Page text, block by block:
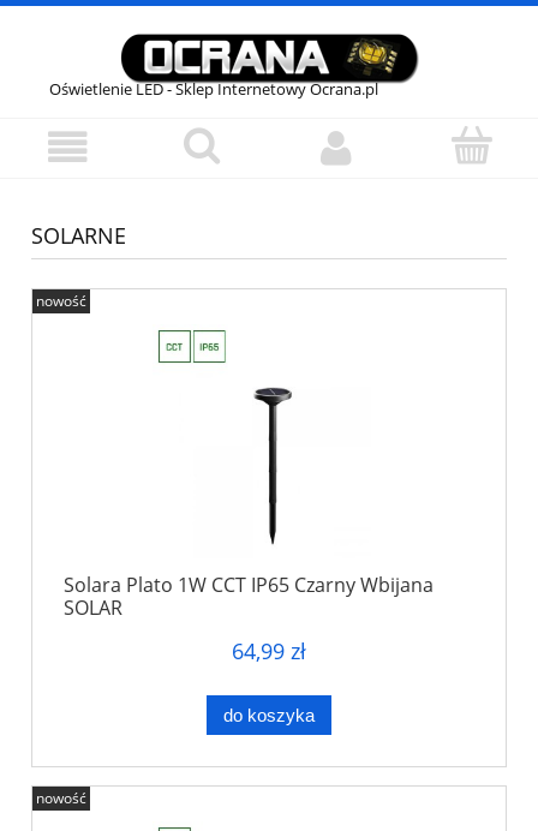
Oświetlenie LED - Sklep Internetowy Ocrana.pl
SOLARNE
Solara Plato 1W CCT IP65 Czarny Wbijana
SOLAR
64,99 zł
do koszyka
nowość
nowość